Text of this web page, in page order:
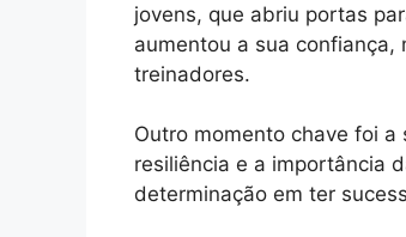
jovens, que abriu portas
aumentou a sua confiança,
treinadores.
Outro momento chave foi
resiliência e a importância
determinação em ter